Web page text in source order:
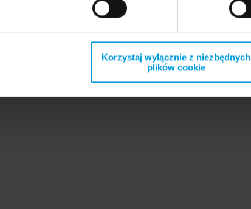
Korzystaj wyłącznie z niezbędnych
plików cookie